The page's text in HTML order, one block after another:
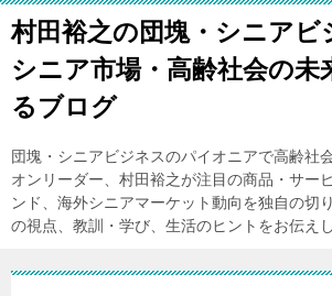
村田裕之の団塊・シニアビ
シニア市場・高齢社会の未
るブログ
団塊・シニアビジネスのパイオニアで高齢社
オンリーダー、村田裕之が注目の商品・サー
ンド、海外シニアマーケット動向を独自の切
の視点、教訓・学び、生活のヒントをお伝えし